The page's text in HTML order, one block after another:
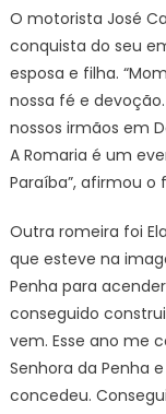
O motorista José
conquista do seu
esposa e filha.
nossa fé e
nossos irmãos em
A Romaria é um
Paraíba”, afirmou o
Outra romeira foi
que esteve na
Penha para
conseguido
vem. Esse ano me
Senhora da Penha
concedeu.